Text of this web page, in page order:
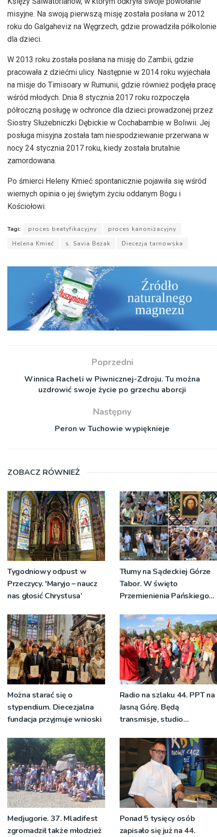
misyjne. Na swoją pierwszą misję została posłana w 2012
roku do Galgaheviz na Węgrzech, gdzie prowadziła półkolonie
dla dzieci.
W 2013 roku została posłana na misję do Zambii, gdzie
pracowała z dziećmi ulicy. Następnie w 2014 roku wyjechała
na misje do Timisoary w Rumunii, gdzie również podjęła pracę
wśród młodych. Dnia 8 stycznia 2017 roku rozpoczęła
półroczną posługę w ochronce dla dzieci prowadzonej przez
Siostry Służebniczki Dębickie w Cochabambie w Boliwii. Jej
posługa misyjna została tam niespodziewanie przerwana w
nocy 24 stycznia 2017 roku, kiedy została brutalnie
zamordowana.
Po śmierci Heleny Kmieć spontanicznie pojawiła się wśród
wiernych opinia o jej świętym życiu oddanym Bogu i
Kościołowi.
Tagi: proces beatyfikacyjny
proces kanonizacyjny
Helena Kmieć
s. Savia Bezak Diecezja tarnowska
Poprzedni
Winnica Racheli w Piwnicznej-Zdroju. Tu można
uzdrowić swoje życie po grzechu aborcji
Następny
Peron w Tuchowie wypięknieje
ZOBACZ RÓWNIEŻ
Tygodniowy odpust w
Przeczycy. 'Maryjo – naucz
nas głosić Chrystusa’
Tłumy na Sądeckiej Górze
Tabor. W święto
Przemienienia Pańskiego
znaczeniu Sakramentów
[ZDJĘCIA]
Można starać się o
stypendium. Diecezjalna
fundacja przyjmuje wnioski
Radio na szlaku 44. PPT na
Jasną Górę. Będą
transmisje, studio
pozdrowienia
Medjugorie. 37. Mladifest
zgromadził także młodzież
Ponad 5 tysięcy osób
zapisało się już na 44.